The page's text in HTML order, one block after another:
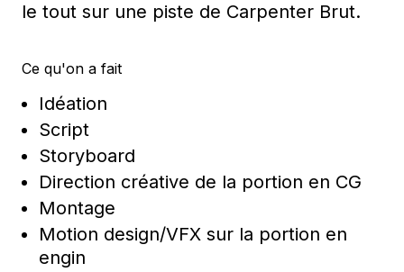
le tout sur une piste de Carpenter Brut.
Ce qu'on a fait
Idéation
Script
Storyboard
Direction créative de la portion en CG
Montage
Motion design/VFX sur la portion en
engin